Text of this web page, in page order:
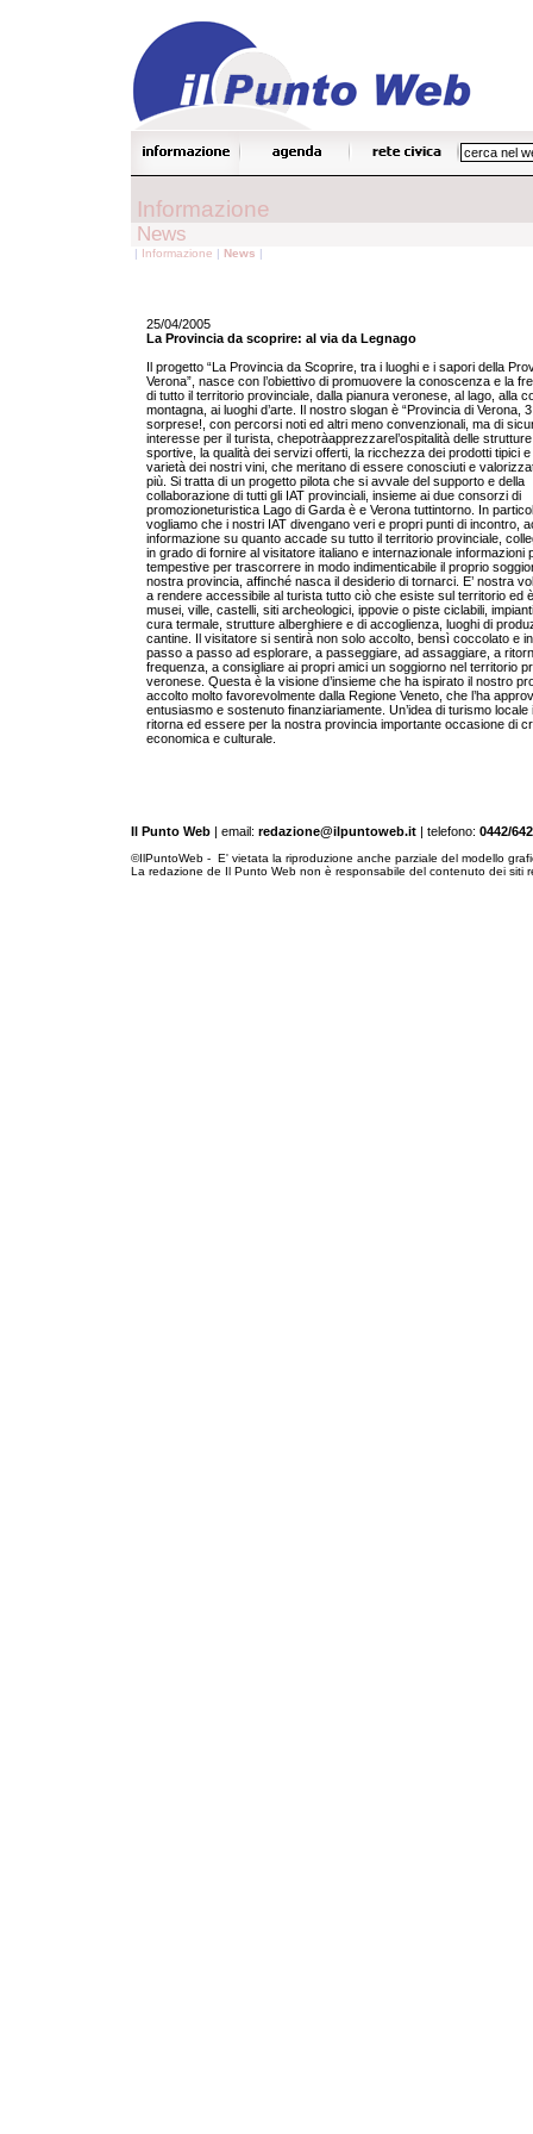
Informazione
News
| Informazione | News |
25/04/2005
La Provincia da scoprire: al via da Legnago
Il progetto “La Provincia da Scoprire, tra i luoghi e i sapori della
Verona”, nasce con l’obiettivo di promuovere la conoscenza e la
di tutto il territorio provinciale, dalla pianura veronese, al lago, alla
montagna, ai luoghi d’arte. Il nostro slogan è “Provincia di Verona,
sorprese!, con percorsi noti ed altri meno convenzionali, ma di
interesse per il turista, chepotràapprezzarel’ospitalità delle
sportive, la qualità dei servizi offerti, la ricchezza dei prodotti tipici e
varietà dei nostri vini, che meritano di essere conosciuti e
più. Si tratta di un progetto pilota che si avvale del supporto e della
collaborazione di tutti gli IAT provinciali, insieme ai due consorzi di
promozioneturistica Lago di Garda è e Verona tuttintorno. In
vogliamo che i nostri IAT divengano veri e propri punti di incontro,
informazione su quanto accade su tutto il territorio provinciale,
in grado di fornire al visitatore italiano e internazionale informazioni
tempestive per trascorrere in modo indimenticabile il proprio
nostra provincia, affinché nasca il desiderio di tornarci. E’ nostra
a rendere accessibile al turista tutto ciò che esiste sul territorio ed
musei, ville, castelli, siti archeologici, ippovie o piste ciclabili,
cura termale, strutture alberghiere e di accoglienza, luoghi di
cantine. Il visitatore si sentirà non solo accolto, bensì coccolato e
passo a passo ad esplorare, a passeggiare, ad assaggiare, a
frequenza, a consigliare ai propri amici un soggiorno nel territorio
veronese. Questa è la visione d’insieme che ha ispirato il nostro
accolto molto favorevolmente dalla Regione Veneto, che l’ha
entusiasmo e sostenuto finanziariamente. Un’idea di turismo locale
ritorna ed essere per la nostra provincia importante occasione di
economica e culturale.
Il Punto Web | email: redazione@ilpuntoweb.it | telefono: 0442/
©IlPuntoWeb - E' vietata la riproduzione anche parziale del modello
La redazione de Il Punto Web non è responsabile del contenuto dei siti